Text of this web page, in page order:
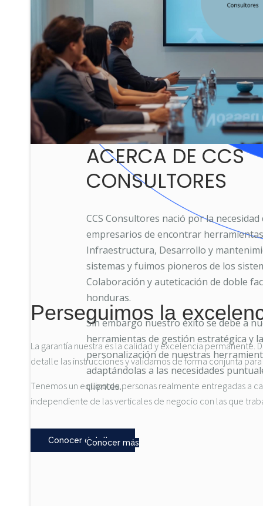
administrativa y luego con Usted complementamos los
Conocer detalles
Perseguimos la
La garantía nuestra es la calidad y excelencia permanente.
detalle las instrucciones y validamos de forma conjunta
Tenemos un equipo de personas realmente entregadas a
independiente de las verticales de negocio con las que
Conocer detalles
ACERCA DE CCS
CONSULTORES
CCS Consultores nació por la
empresarios de encontrar
Infraestructura, Desarrollo y
sistemas y fuimos pioneros de los
Colaboración y auteticación de doble
honduras.
Sin embargo nuestro éxito se debe a
herramientas de gestión estratégica y
personalización de nuestras
adaptándolas a las necesidades
clientes.
Conocer más